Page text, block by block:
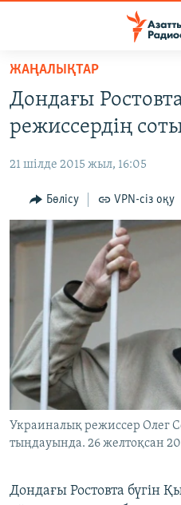
Skip
main
content
Skip
to
Navigation
Skip
САЯСАТ
AZATTYQTV
ҚАҢТАР ОҚИҒАСЫ
АДАМ ҚҰҚЫҚТАРЫ
ӘЛЕУМЕТ
ӘЛЕМ
АРНАЙЫ ЖОБАЛАР
Русский
ЖАЗЫЛЫҢЫЗ
Басқа тілдерде
ЖАҢАЛЫҚТАР
Дондағы
режиссердің
21 шілде 2015 жыл, 16:05
Бөлісу VPN-сіз оқу
Украиналық режиссер Олег
тыңдауында. 26 желтоқсан
Дондағы Ростовта бүгін